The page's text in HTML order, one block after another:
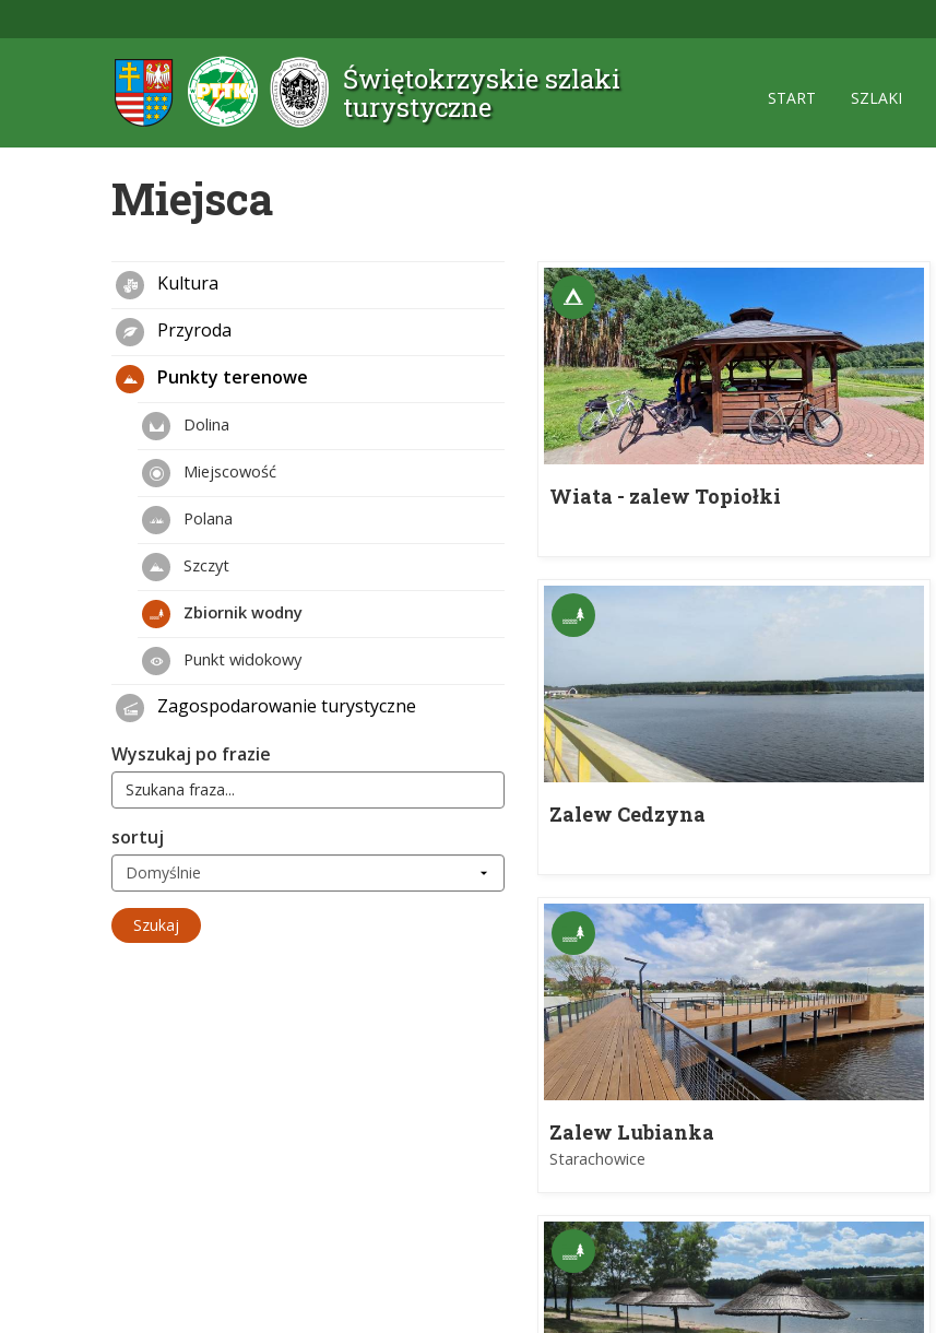
Świętokrzyskie szlaki
turystyczne
START SZLAKI
Miejsca
Wiata - zalew Topiołki
Zalew Cedzyna
Zalew Lubianka
Starachowice
Kultura
Przyroda
Punkty terenowe
Dolina
Miejscowość
Polana
Szczyt
Zbiornik wodny
Punkt widokowy
Zagospodarowanie turystyczne
Wyszukaj po frazie
sortuj